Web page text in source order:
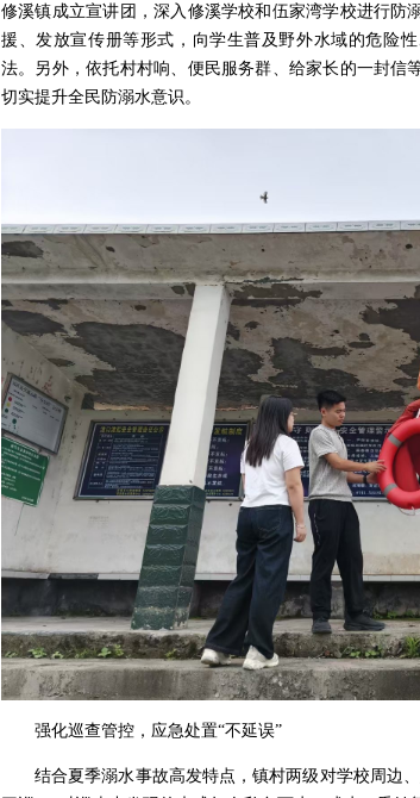
修溪镇成立宣讲团，深入修溪学校和伍家湾学校进行防
援、发放宣传册等形式，向学生普及野外水域的危险
法。另外，依托村村响、便民服务群、给家长的一封信
切实提升全民防溺水意识。
强化巡查管控，应急处置“不延误”
结合夏季溺水事故高发特点，镇村两级对学校周边